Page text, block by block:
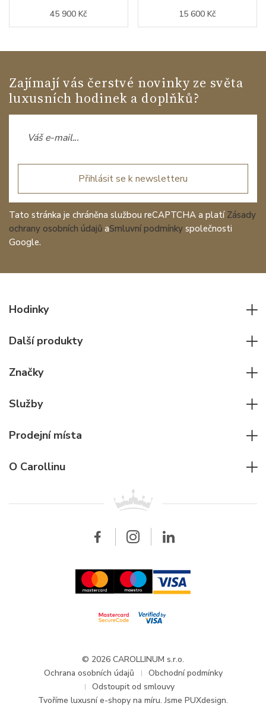
45 900 Kč 15 600 Kč
Zajímají vás čerstvé novinky ze světa
luxusních hodinek a doplňků?
Přihlásit se k newsletteru
Tato stránka je chráněna službou reCAPTCHA a platí Zásady
ochrany osobních údajů aSmluvní podmínky společnosti
Google.
Hodinky
Dámské hodinky
Pilotní hodinky
Potápěčské hodinky
Další produkty
Ostatní doplňky
Značky
Cartier
Breitling
Služby
Pro firmy
Velkoobchod
Prodejní místa
O Carollinu
O společnosti Carollinum
Aktuality a oznámení
© 2026 CAROLLINUM s.r.o.
Ochrana osobních údajů
Obchodní podmínky
Odstoupit od smlouvy
Tvoříme luxusní e-shopy na míru. Jsme PUXdesign.